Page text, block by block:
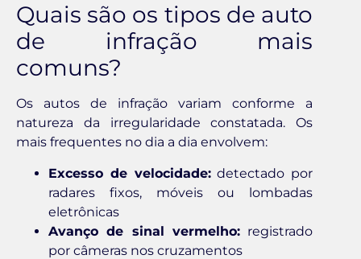
Quais são os tipos de auto
de infração mais
comuns?
Os autos de infração variam conforme a
natureza da irregularidade constatada. Os
mais frequentes no dia a dia envolvem:
Excesso de velocidade:detectado por
radares fixos, móveis ou lombadas
eletrônicas
Avanço de sinal vermelho:registrado
por câmeras nos cruzamentos